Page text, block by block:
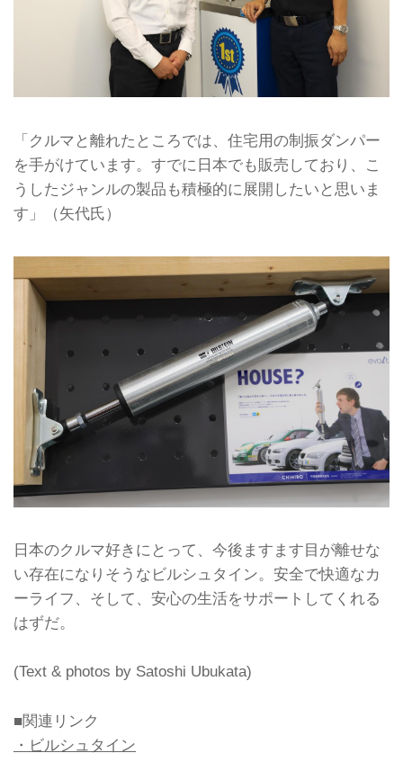
「クルマと離れたところでは、住宅用の制振ダンパー
を手がけています。すでに日本でも販売しており、こ
うしたジャンルの製品も積極的に展開したいと思いま
す」（矢代氏）
日本のクルマ好きにとって、今後ますます目が離せな
い存在になりそうなビルシュタイン。安全で快適なカ
ーライフ、そして、安心の生活をサポートしてくれる
はずだ。
(Text & photos by Satoshi Ubukata)
■関連リンク
・ビルシュタイン